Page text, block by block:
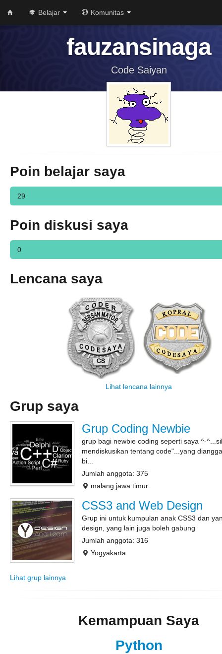
Belajar Komunitas
fauzansinaga
Code Saiyan
Poin belajar saya
29
Poin diskusi saya
0
Lencana saya
Lihat lencana lainnya
Grup saya
Grup Coding Newbie
grup bagi newbie coding seperti saya ^-
mendiskusikan tentang code"...yang
bi...
Jumlah anggota: 375
malang jawa timur
CSS3 and Web Design
Grup ini untuk kumpulan anak CSS3 dan
design, yang lain juga boleh gabung
Jumlah anggota: 316
Yogyakarta
Lihat grup lainnya
Kemampuan Saya
Python